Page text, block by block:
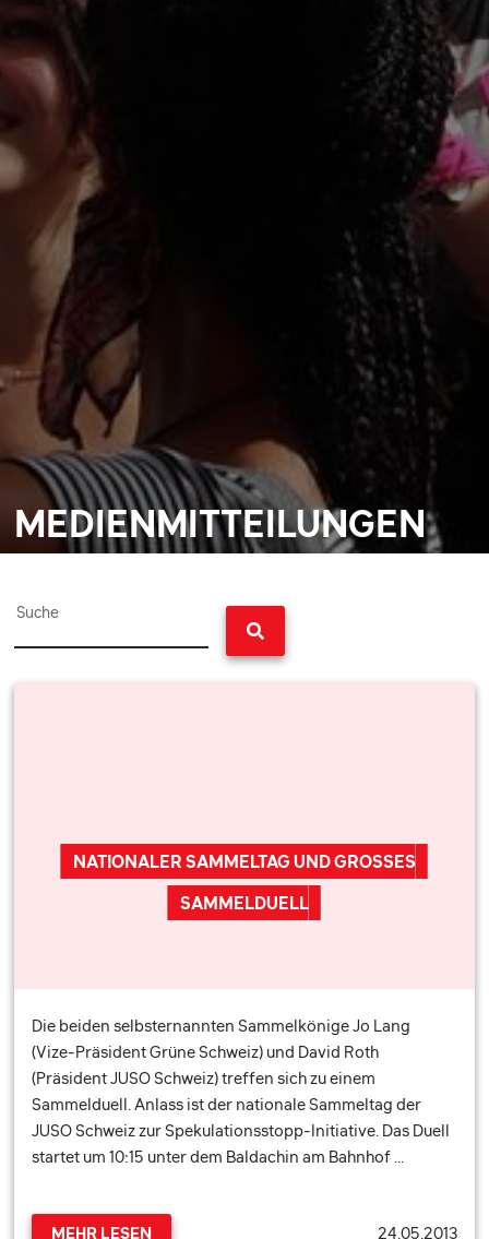
MEDIENMITTEILUNGEN
Suche
NATIONALER SAMMELTAG UND GROSSES
SAMMELDUELL
Die beiden selbsternannten Sammelkönige Jo Lang
(Vize-Präsident Grüne Schweiz) und David Roth
(Präsident JUSO Schweiz) treffen sich zu einem
Sammelduell. Anlass ist der nationale Sammeltag der
JUSO Schweiz zur Spekulationsstopp-Initiative. Das Duell
startet um 10:15 unter dem Baldachin am Bahnhof …
MEHR LESEN 24.05.2013